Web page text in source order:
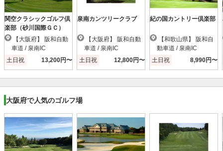
関空クラシックゴルフ倶
楽部（砂川国際ＧＣ）
車道 / 泉南IC
土日祝
13,200円〜
泉南カンツリークラブ
車道 / 泉南IC
土日祝
12,800円〜
紀の国カントリー倶楽部
動車道 / 泉南IC
土日祝
8,990円〜
大阪府で人気のゴルフ場